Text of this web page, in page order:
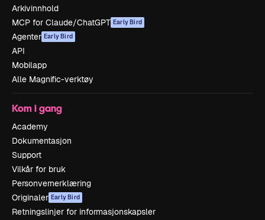
Arkivinnhold
MCP for Claude/ChatGPT Early Bird
Agenter Early Bird
API
Mobilapp
Alle Magnific-verktøy
Kom i gang
Academy
Dokumentasjon
Support
Vilkår for bruk
Personvernerklæring
Originaler Early Bird
Retningslinjer for informasjonskapsler